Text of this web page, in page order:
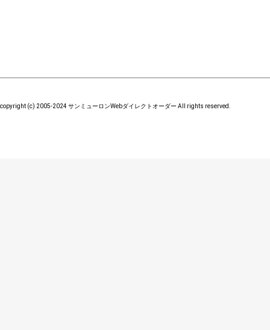
copyright (c) 2005-2024 サンミューロンWebダイレクトオーダー All rights reserved.